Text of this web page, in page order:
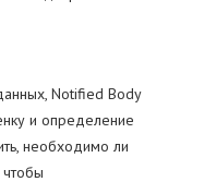
Notified Body
и определение
необходимо ли